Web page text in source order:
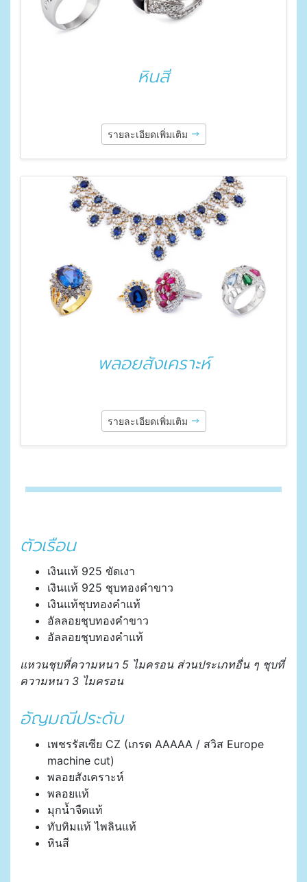
หินสี
รายละเอียดเพิ่มเติม
พลอยสังเคราะห์
รายละเอียดเพิ่มเติม
ตัวเรือน
เงินแท้ 925 ขัดเงา
เงินแท้ 925 ชุบทองคำขาว
เงินแท้ชุบทองคำแท้
อัลลอยชุบทองคำขาว
อัลลอยชุบทองคำแท้
แหวนชุบที่ความหนา 5 ไมครอน ส่วนประเภทอื่น ๆ ชุบที่
ความหนา 3 ไมครอน
อัญมณีประดับ
เพชรรัสเซีย CZ (เกรด AAAAA / สวิส Europe
machine cut)
พลอยสังเคราะห์
พลอยแท้
มุกน้ำจืดแท้
ทับทิมแท้ ไพลินแท้
หินสี